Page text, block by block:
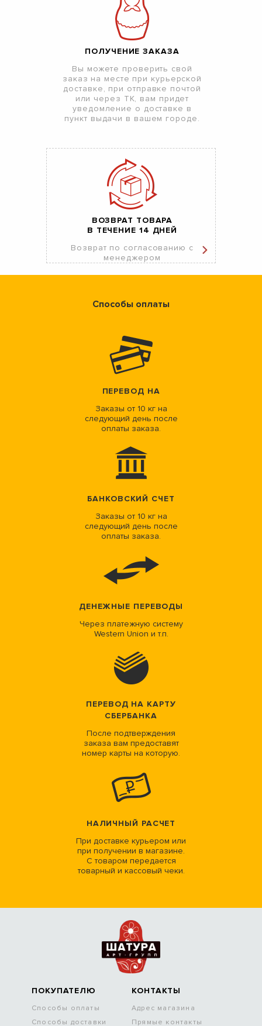
ПОЛУЧЕНИЕ ЗАКАЗА
Вы можете проверить свой
заказ на месте при курьерской
доставке, при отправке почтой
или через ТК, вам придет
уведомление о доставке в
пункт выдачи в вашем городе.
ВОЗВРАТ ТОВАРА
В ТЕЧЕНИЕ 14 ДНЕЙ
Возврат по согласованию с
менеджером
Способы оплаты
ПЕРЕВОД НА
Заказы от 10 кг на
следующий день после
оплаты заказа.
БАНКОВСКИЙ СЧЕТ
Заказы от 10 кг на
следующий день после
оплаты заказа.
ДЕНЕЖНЫЕ ПЕРЕВОДЫ
Через платежную систему
Western Union и т.п.
ПЕРЕВОД НА КАРТУ
СБЕРБАНКА
После подтверждения
заказа вам предоставят
номер карты на которую.
НАЛИЧНЫЙ РАСЧЕТ
При доставке курьером или
при получении в магазине.
С товаром передается
товарный и кассовый чеки.
ПОКУПАТЕЛЮ
Способы оплаты
Способы доставки
КОНТАКТЫ
Адрес магазина
Прямые контакты